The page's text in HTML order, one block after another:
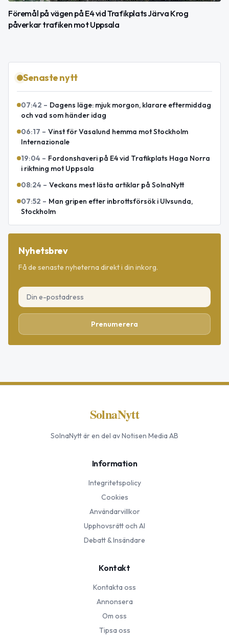
Föremål på vägen på E4 vid Trafikplats Järva Krog
påverkar trafiken mot Uppsala
Senaste nytt
07:42 – Dagens läge: mjuk morgon, klarare eftermiddag
och vad som händer idag
06:17 – Vinst för Vasalund hemma mot Stockholm
Internazionale
19:04 – Fordonshaveri på E4 vid Trafikplats Haga Norra
i riktning mot Uppsala
08:24 – Veckans mest lästa artiklar på SolnaNytt
07:52 – Man gripen efter inbrottsförsök i Ulvsunda,
Stockholm
Nyhetsbrev
Få de senaste nyheterna direkt i din inkorg.
Prenumerera
SolnaNytt
SolnaNyttär en del av Notisen Media AB
Information
Integritetspolicy
Cookies
Användarvillkor
Upphovsrätt och AI
Debatt & Insändare
Kontakt
Kontakta oss
Annonsera
Om oss
Tipsa oss